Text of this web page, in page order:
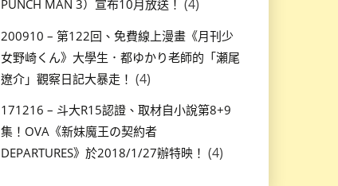
PUNCH MAN 3）宣布10月放送！ (4)
200910 – 第122回、免費線上漫畫《月刊少
女野崎くん》大學生．都ゆかり老師的「瀬尾
遼介」觀察日記大暴走！ (4)
171216 – 斗大R15認證、取材自小說第8+9
集！OVA《新妹魔王の契約者
DEPARTURES》於2018/1/27辦特映！ (4)